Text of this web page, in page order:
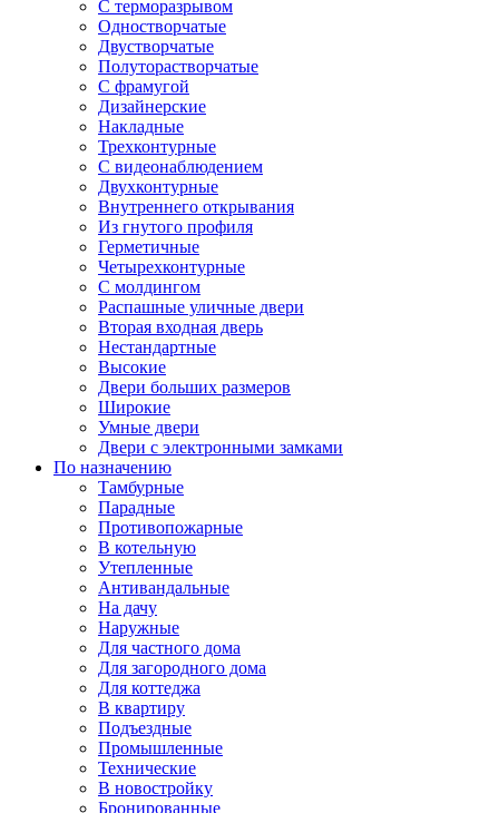
С терморазрывом
Одностворчатые
Двустворчатые
Полуторастворчатые
С фрамугой
Дизайнерские
Накладные
Трехконтурные
С видеонаблюдением
Двухконтурные
Внутреннего открывания
Из гнутого профиля
Герметичные
Четырехконтурные
С молдингом
Распашные уличные двери
Вторая входная дверь
Нестандартные
Высокие
Двери больших размеров
Широкие
Умные двери
Двери с электронными замками
По назначению
Тамбурные
Парадные
Противопожарные
В котельную
Утепленные
Антивандальные
На дачу
Наружные
Для частного дома
Для загородного дома
Для коттеджа
В квартиру
Подъездные
Промышленные
Технические
В новостройку
Бронированные